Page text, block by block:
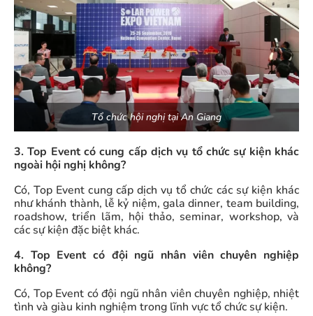
Tổ chức hội nghị tại An Giang
3. Top Event có cung cấp dịch vụ tổ chức sự kiện khác
ngoài hội nghị không?
Có, Top Event cung cấp dịch vụ tổ chức các sự kiện khác
như khánh thành, lễ kỷ niệm, gala dinner, team building,
roadshow, triển lãm, hội thảo, seminar, workshop, và
các sự kiện đặc biệt khác.
4. Top Event có đội ngũ nhân viên chuyên nghiệp
không?
Có, Top Event có đội ngũ nhân viên chuyên nghiệp, nhiệt
tình và giàu kinh nghiệm trong lĩnh vực tổ chức sự kiện.